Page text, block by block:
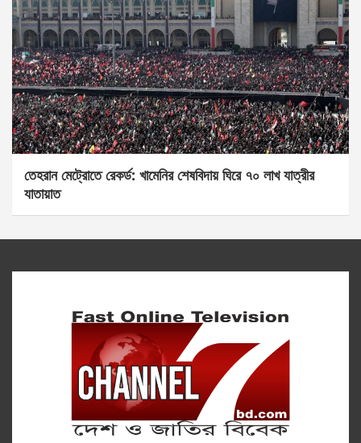
তেহরান মেট্রোতে রেকর্ড: খামেনির শেষবিদায় ঘিরে ৭০ লাখ যাত্রীর
যাতায়াত